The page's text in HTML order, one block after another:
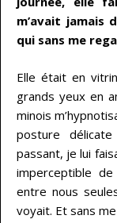
m’avait jamais
qui sans me
Elle était en
grands yeux en
minois
posture
passant, je lui
imperceptible
entre nous
voyait. Et sans